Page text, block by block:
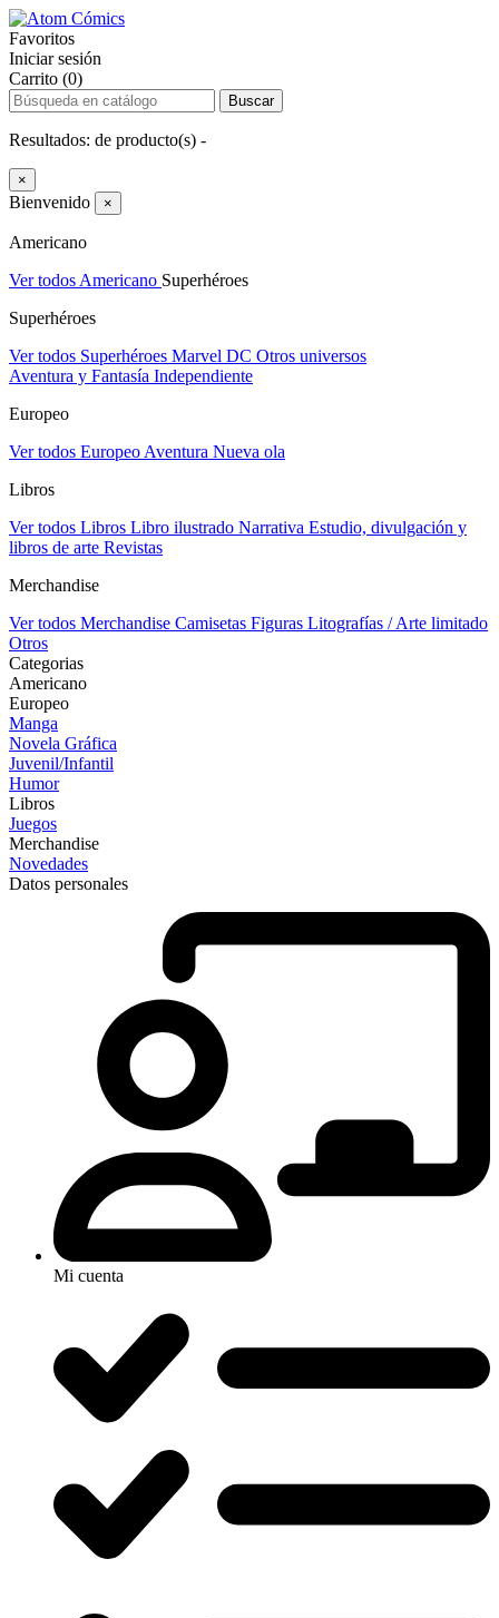
Favoritos
Iniciar sesión
Carrito (0)
Buscar
Resultados: de producto(s) -
×
Bienvenido ×
Americano
Ver todos Americano Superhéroes
Superhéroes
Ver todos Superhéroes Marvel DC Otros universos
Aventura y Fantasía Independiente
Europeo
Ver todos Europeo Aventura Nueva ola
Libros
Ver todos Libros Libro ilustrado Narrativa Estudio, divulgación y
libros de arte Revistas
Merchandise
Ver todos Merchandise Camisetas Figuras Litografías / Arte limitado
Otros
Categorias
Americano
Europeo
Manga
Novela Gráfica
Juvenil/Infantil
Humor
Libros
Juegos
Merchandise
Novedades
Datos personales
Mi cuenta